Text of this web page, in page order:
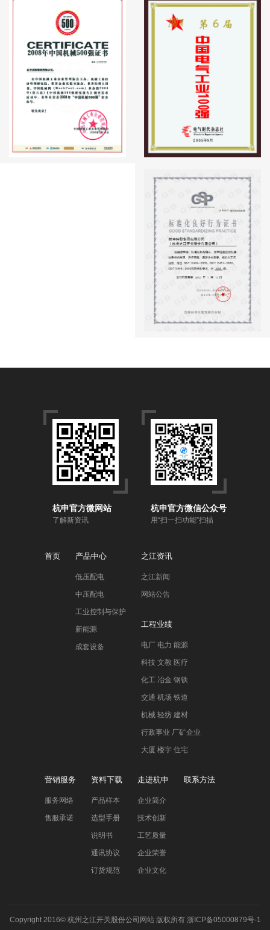
杭申官方微网站
了解新资讯
杭申官方微信公众号
用“扫一扫功能”扫描
首页 产品中心
低压配电
中压配电
工业控制与保护
新能源
成套设备
之江资讯
之江新闻
网站公告
工程业绩
电厂 电力 能源
科技 文教 医疗
化工 冶金 钢铁
交通 机场 铁道
机械 轻纺 建材
行政事业 厂矿企业
大厦 楼宇 住宅
营销服务
服务网络
售服承诺
资料下载
产品样本
选型手册
说明书
通讯协议
订货规范
走进杭申
企业简介
技术创新
工艺质量
企业荣誉
企业文化
联系方法
Copyright 2016© 杭州之江开关股份公司网站版权所有 浙ICP备05000879号-1